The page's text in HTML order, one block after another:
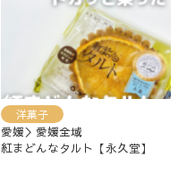
洋菓子
愛媛＞愛媛全域
紅まどんなタルト【永久堂】